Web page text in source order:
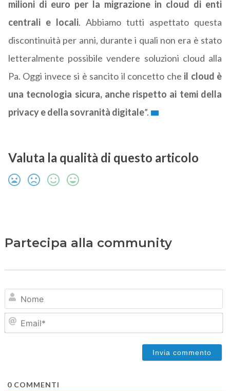
milioni di euro per la migrazione in cloud di enti
centrali e locali. Abbiamo tutti aspettato questa
discontinuità per anni, durante i quali non era è stato
letteralmente possibile vendere soluzioni cloud alla
Pa. Oggi invece si è sancito il concetto che il cloud è
una tecnologia sicura, anche rispetto ai temi della
privacy e della sovranità digitale”.
Valuta la qualità di questo articolo
Partecipa alla community
0COMMENTI